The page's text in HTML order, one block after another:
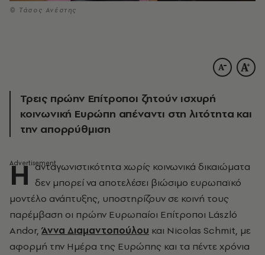
© Τάσος Ανέστης
Τρεις πρώην Επίτροποι ζητούν ισχυρή
κοινωνική Ευρώπη απέναντι στη λιτότητα και
την απορρύθμιση
Η ανταγωνιστικότητα χωρίς κοινωνικά δικαιώματα
δεν μπορεί να αποτελέσει βιώσιμο ευρωπαϊκό
μοντέλο ανάπτυξης, υποστηρίζουν σε κοινή τους
παρέμβαση οι πρώην Ευρωπαίοι Επίτροποι László
Andor, Άννα Διαμαντοπούλου και Nicolas Schmit, με
αφορμή την Ημέρα της Ευρώπης και τα πέντε χρόνια